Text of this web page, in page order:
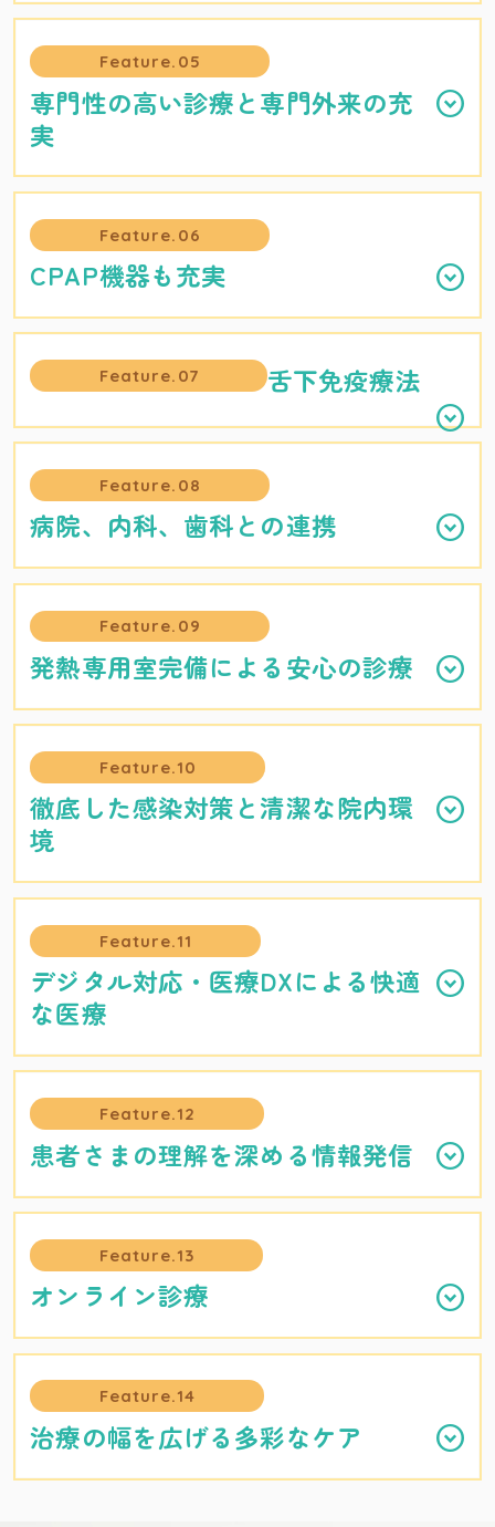
Feature.05
専門性の高い診療と専門外来の充
実
Feature.06
CPAP機器も充実
Feature.07 舌下免疫療法
Feature.08
病院、内科、歯科との連携
Feature.09
発熱専用室完備による安心の診療
Feature.10
徹底した感染対策と清潔な院内環
境
Feature.11
デジタル対応・医療DXによる快適
な医療
Feature.12
患者さまの理解を深める情報発信
Feature.13
オンライン診療
Feature.14
治療の幅を広げる多彩なケア